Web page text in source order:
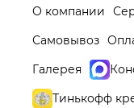
О компании
Самовывоз
Галерея
Тинькофф